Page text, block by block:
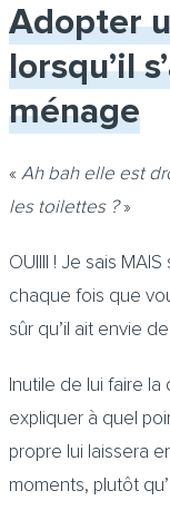
Adopter
lorsqu’il
ménage
« Ah bah elle est
les toilettes ?»
OUIIII ! Je sais
chaque fois que
sûr qu’il ait envie
Inutile de lui faire
expliquer à quel
propre lui laissera
moments, plutôt